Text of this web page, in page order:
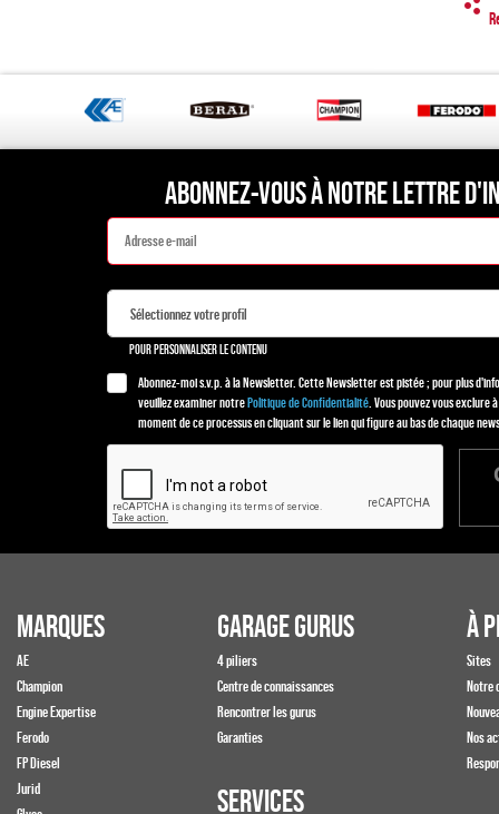
ABONNEZ-VOUS À NOTRE LETTRE
POUR PERSONNALISER LE CONTENU
Abonnez-moi s.v.p. à la Newsletter. Cette Newsletter est pistée ; pour plus
veuillez examiner notrePolitique de Confidentialité. Vous pouvez vous exclure
moment de ce processus en cliquant sur le lien qui figure au bas de chaque
MARQUES
AE
Champion
Engine Expertise
Ferodo
FP Diesel
Jurid
GARAGE GURUS
4 piliers
Centre de connaissances
Rencontrer les gurus
Garanties
SERVICES
À
Sites
Notre
Nos